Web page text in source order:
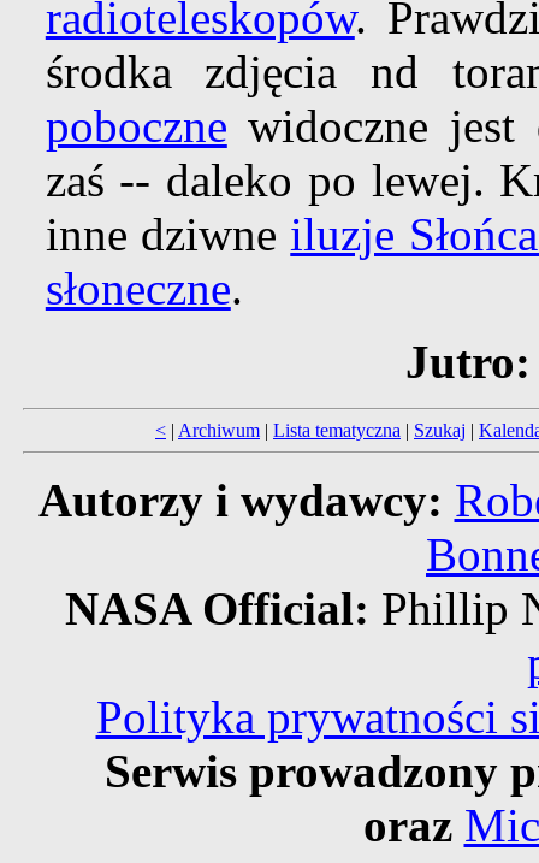
radioteleskopów.
środka zdjęcia nd
poboczne widoczne jest
zaś -- daleko po lewej.
inne dziwne iluzje
słoneczne.
Jutro:
< | Archiwum | Lista tematyczna | Szukaj |
Autorzy i wydawcy:
NASA Official: Phillip
Polityka prywatności
Serwis prowadzony
oraz